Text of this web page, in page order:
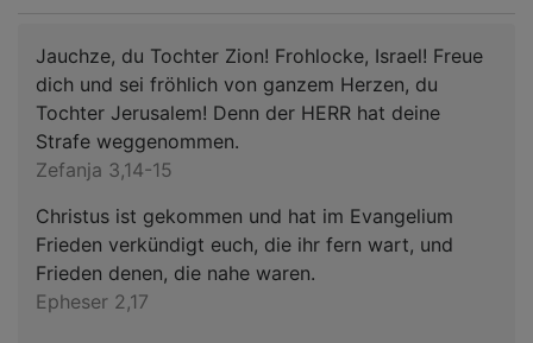
Jauchze, du Tochter Zion! Frohlocke, Israel! Freue
dich und sei fröhlich von ganzem Herzen, du
Tochter Jerusalem! Denn der HERR hat deine
Strafe weggenommen.
Zefanja 3,14-15
Christus ist gekommen und hat im Evangelium
Frieden verkündigt euch, die ihr fern wart, und
Frieden denen, die nahe waren.
Epheser 2,17